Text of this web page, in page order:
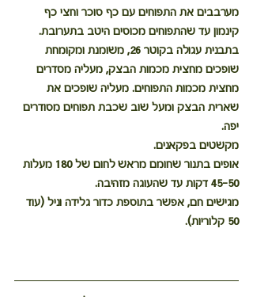
מערבבים את התפוחים עם כף סוכר וחצי כף
קינמון עד שהתפוחים מכוסים היטב בתערובת.
בתבנית עגולה בקוטר 26, משומנת ומקומחת
שופכים מחצית מכמות הבצק, מעליה מסדרים
מחצית מכמות התפוחים. מעליה שופכים את
שארית הבצק ומעל שוב שכבת תפוחים מסודרים
יפה.
מקשטים בפקאנים.
אופים בתנור שחומם מראש לחום של 180 מעלות
45-50 דקות עד שהעוגה מזהיבה.
מגישים חם, אפשר בתוספת כדור גלידה וניל (עוד
50 קלוריות).